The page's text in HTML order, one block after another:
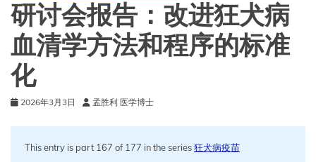
研讨会报告：改进狂犬病
血清学方法和程序的标准
化
2026年3月3日 孟胜利 医学博士
This entry is part 167 of 177 in the series狂犬病疫苗